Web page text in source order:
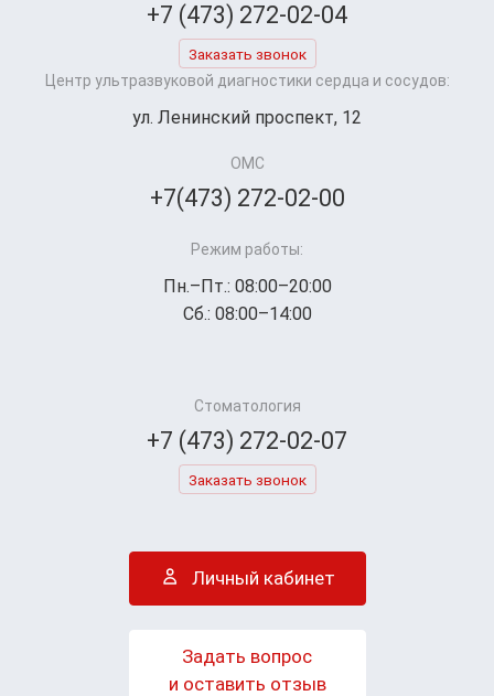
+7 (473) 272-02-04
Заказать звонок
Центр ультразвуковой диагностики сердца и сосудов:
ул. Ленинский проспект, 12
ОМС
+7(473) 272-02-00
Режим работы:
Пн.–Пт.: 08:00–20:00
Сб.: 08:00–14:00
Стоматология
+7 (473) 272-02-07
Заказать звонок
Личный кабинет
Задать вопрос
и оставить отзыв